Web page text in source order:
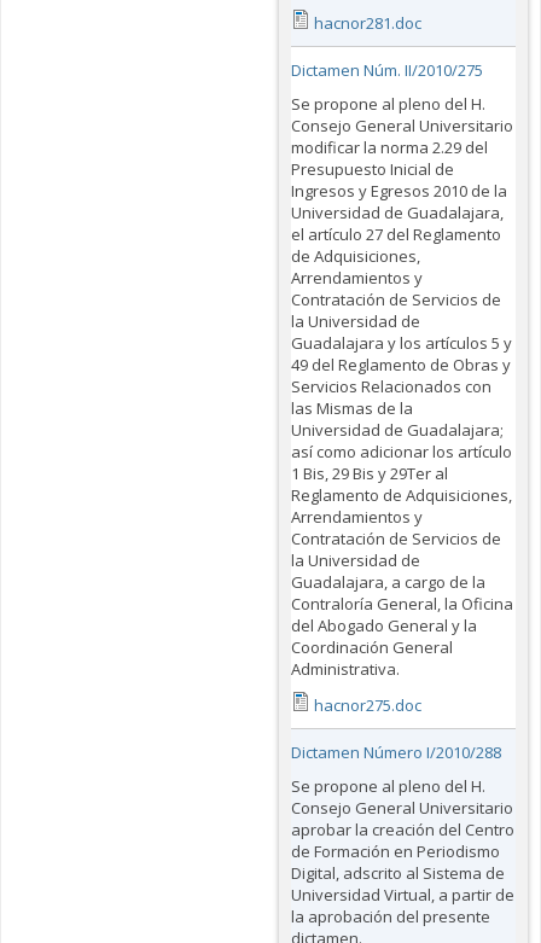
hacnor281.doc
Dictamen Núm. II/2010/275
Se propone al pleno del H.
Consejo General Universitario
modificar la norma 2.29 del
Presupuesto Inicial de
Ingresos y Egresos 2010 de la
Universidad de Guadalajara,
el artículo 27 del Reglamento
de Adquisiciones,
Arrendamientos y
Contratación de Servicios de
la Universidad de
Guadalajara y los artículos 5 y
49 del Reglamento de Obras y
Servicios Relacionados con
las Mismas de la
Universidad de Guadalajara;
así como adicionar los artículo
1 Bis, 29 Bis y 29Ter al
Reglamento de Adquisiciones,
Arrendamientos y
Contratación de Servicios de
la Universidad de
Guadalajara, a cargo de la
Contraloría General, la Oficina
del Abogado General y la
Coordinación General
Administrativa.
hacnor275.doc
Dictamen Número I/2010/288
Se propone al pleno del H.
Consejo General Universitario
aprobar la creación del Centro
de Formación en Periodismo
Digital, adscrito al Sistema de
Universidad Virtual, a partir de
la aprobación del presente
dictamen.